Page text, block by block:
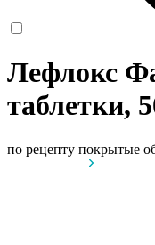
Лефлокс
таблетки,
по рецепту покрытые